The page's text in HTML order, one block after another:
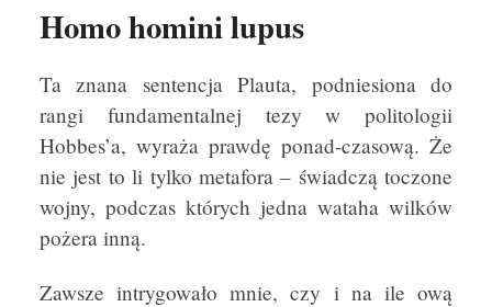
Homo homini lupus
Ta znana sentencja Plauta, podniesiona do
rangi fundamentalnej tezy w politologii
Hobbes’a, wyraża prawdę ponad-czasową. Że
nie jest to li tylko metafora – świadczą toczone
wojny, podczas których jedna wataha wilków
pożera inną.
Zawsze intrygowało mnie, czy i na ile ową